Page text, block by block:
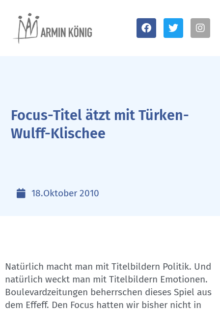
Focus-Titel ätzt mit Türken-
Wulff-Klischee
18.Oktober 2010
Natürlich macht man mit Titelbildern Politik. Und
natürlich weckt man mit Titelbildern Emotionen.
Boulevardzeitungen beherrschen dieses Spiel aus
dem Effeff. Den Focus hatten wir bisher nicht in